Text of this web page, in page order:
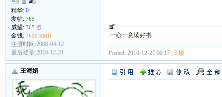
精华: 0
发帖: 765
威望: 765 点
金钱: 7650 RMB
注册时间:2008-04-12
最后登录:2016-12-21
一心一意读好书
Posted: 2010-12-27 00:17 | 3 楼
王海娟